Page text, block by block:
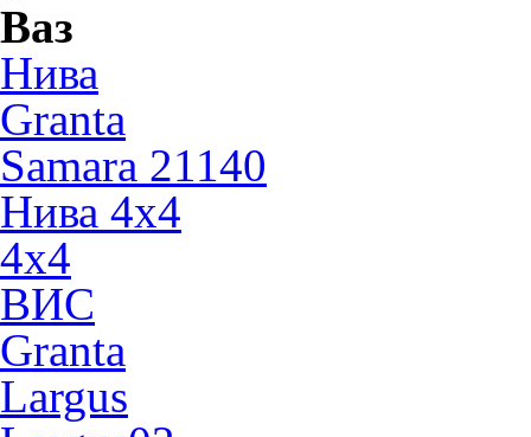
Ваз
Нива
Granta
Samara 21140
Нива 4x4
4х4
ВИС
Granta
Largus